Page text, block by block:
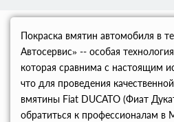
Покраска вмятин автомобиля в
Автосервис» -- особая
которая сравнима с настоящим
что для проведения
вмятины Fiat DUCATO (Фиат
обратиться к профессионалам в